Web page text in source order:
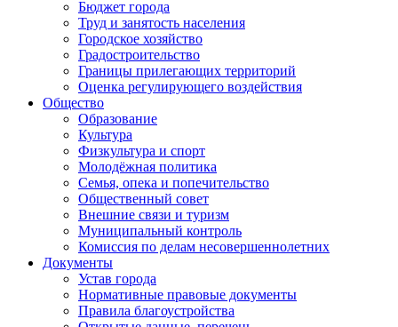
Бюджет города
Труд и занятость населения
Городское хозяйство
Градостроительство
Границы прилегающих территорий
Оценка регулирующего воздействия
Общество
Образование
Культура
Физкультура и спорт
Молодёжная политика
Семья, опека и попечительство
Общественный совет
Внешние связи и туризм
Муниципальный контроль
Комиссия по делам несовершеннолетних
Документы
Устав города
Нормативные правовые документы
Правила благоустройства